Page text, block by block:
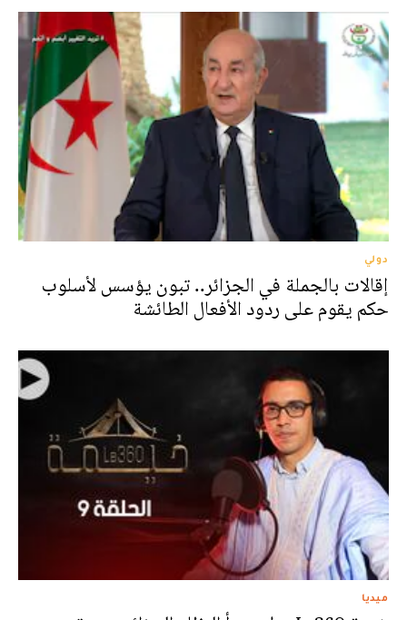
دولي
إقالات بالجملة في الجزائر.. تبون يؤسس لأسلوب
حكم يقوم على ردود الأفعال الطائشة
ميديا